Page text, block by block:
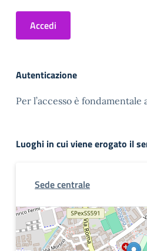
Accedi
Autenticazione
Per l’accesso è fondamentale
Luoghi in cui viene erogato il
Sede centrale